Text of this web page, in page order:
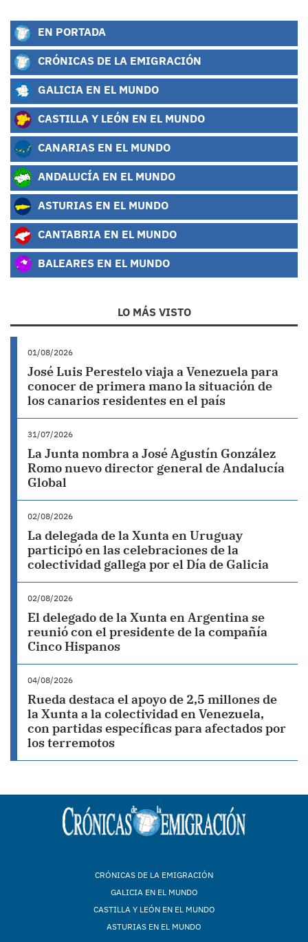
EN PORTADA
CRÓNICAS DE LA EMIGRACIÓN
GALICIA EN EL MUNDO
CASTILLA Y LEÓN EN EL MUNDO
CANARIAS EN EL MUNDO
ANDALUCÍA EN EL MUNDO
ASTURIAS EN EL MUNDO
CANTABRIA EN EL MUNDO
BALEARES EN EL MUNDO
LO MÁS VISTO
01/08/2026
José Luis Perestelo viaja a Venezuela para
conocer de primera mano la situación de
los canarios residentes en el país
31/07/2026
La Junta nombra a José Agustín González
Romo nuevo director general de Andalucía
Global
02/08/2026
La delegada de la Xunta en Uruguay
participó en las celebraciones de la
colectividad gallega por el Día de Galicia
02/08/2026
El delegado de la Xunta en Argentina se
reunió con el presidente de la compañía
Cinco Hispanos
04/08/2026
Rueda destaca el apoyo de 2,5 millones de
la Xunta a la colectividad en Venezuela,
con partidas específicas para afectados por
los terremotos
CRÓNICAS DE LA EMIGRACIÓN
GALICIA EN EL MUNDO
CASTILLA Y LEÓN EN EL MUNDO
ASTURIAS EN EL MUNDO